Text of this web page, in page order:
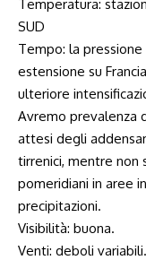
Temperatura:
SUD
Tempo: la
estensione su
ulteriore
Avremo prevalenza
attesi degli
tirrenici, mentre non
pomeridiani in aree
precipitazioni.
Visibilità: buona.
Venti: deboli variabili.